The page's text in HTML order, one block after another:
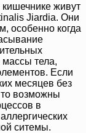
живут
Jiardia. Они
особенно когда
тела,
Если
месяцев без
возможны
в
ситемы.